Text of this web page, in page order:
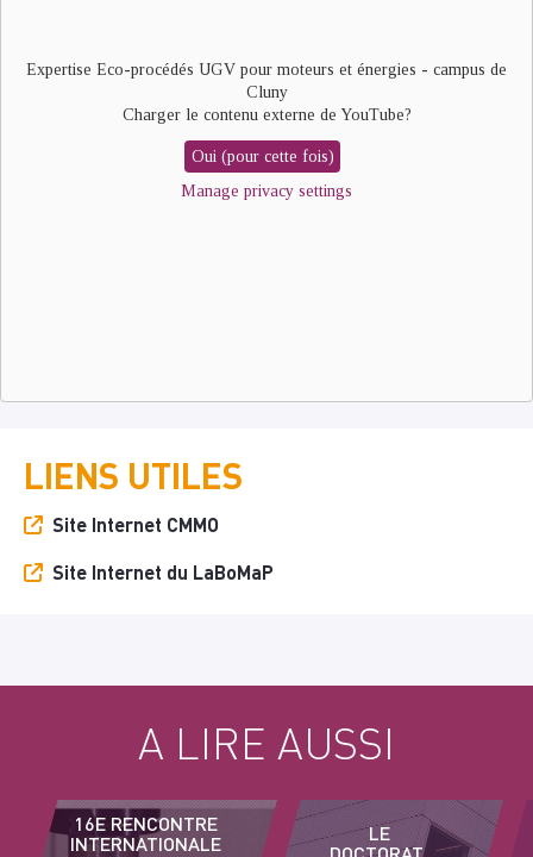
Expertise Eco-procédés UGV pour moteurs et énergies - campus de
Cluny
Charger le contenu externe de YouTube?
Oui (pour cette fois)
Manage privacy settings
LIENS UTILES
Site Internet CMMO
Site Internet du LaBoMaP
A LIRE AUSSI
16E RENCONTRE
INTERNATIONALE
LE